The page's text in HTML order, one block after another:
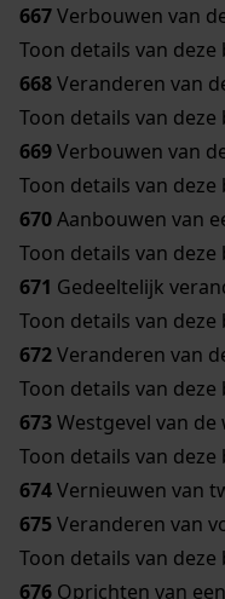
667Verbouwen van
Toon details van
668Veranderen van
Toon details van
669Verbouwen van
Toon details van
670Aanbouwen van
Toon details van
671 Gedeeltelijk
Toon details van
672Veranderen van
Toon details van
673Westgevel van
Toon details van
674Vernieuwen van
675Veranderen van
Toon details van
676 Oprichten van